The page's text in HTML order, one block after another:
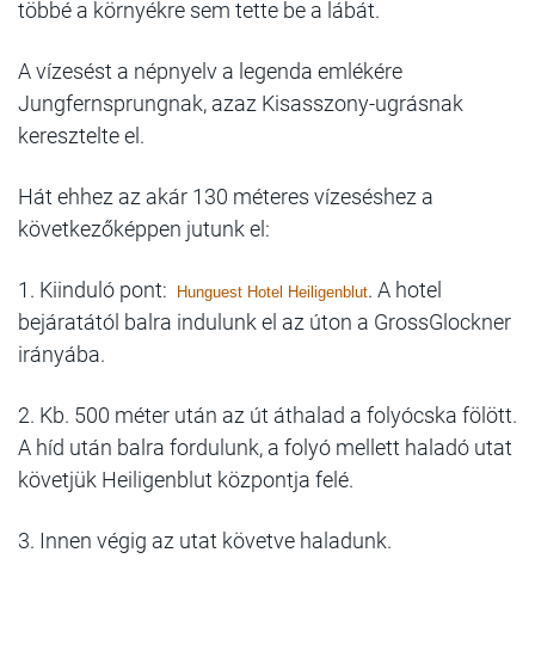
többé a környékre sem tette be a lábát.
A vízesést a népnyelv a legenda emlékére
Jungfernsprungnak, azaz Kisasszony-ugrásnak
keresztelte el.
Hát ehhez az akár 130 méteres vízeséshez a
következőképpen jutunk el:
1. Kiinduló pont: Hunguest Hotel Heiligenblut. A hotel
bejáratától balra indulunk el az úton a GrossGlockner
irányába.
2. Kb. 500 méter után az út áthalad a folyócska fölött.
A híd után balra fordulunk, a folyó mellett haladó utat
követjük Heiligenblut központja felé.
3. Innen végig az utat követve haladunk.